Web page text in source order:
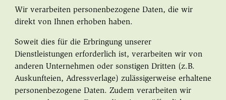
Wir verarbeiten personenbezogene Daten, die wir
direkt von Ihnen erhoben haben.
Soweit dies für die Erbringung unserer
Dienstleistungen erforderlich ist, verarbeiten wir von
anderen Unternehmen oder sonstigen Dritten (z.B.
Auskunfteien, Adressverlage) zulässigerweise erhaltene
personenbezogene Daten. Zudem verarbeiten wir